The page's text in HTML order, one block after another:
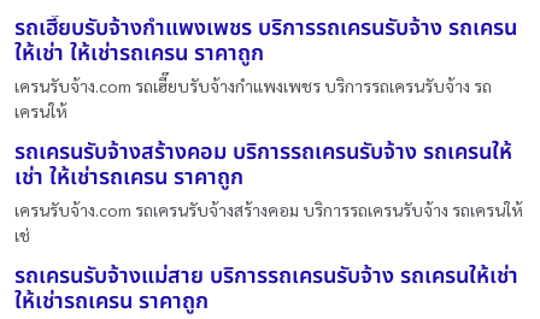
รถเฮี๊ยบรับจ้างกำแพงเพชร บริการรถเครนรับจ้าง รถเครน
ให้เช่า ให้เช่ารถเครน ราคาถูก
เครนรับจ้าง.com รถเฮี๊ยบรับจ้างกำแพงเพชร บริการรถเครนรับจ้าง รถ
เครนให้
รถเครนรับจ้างสร้างคอม บริการรถเครนรับจ้าง รถเครนให้
เช่า ให้เช่ารถเครน ราคาถูก
เครนรับจ้าง.com รถเครนรับจ้างสร้างคอม บริการรถเครนรับจ้าง รถเครนให้
เช่
รถเครนรับจ้างแม่สาย บริการรถเครนรับจ้าง รถเครนให้เช่า
ให้เช่ารถเครน ราคาถูก